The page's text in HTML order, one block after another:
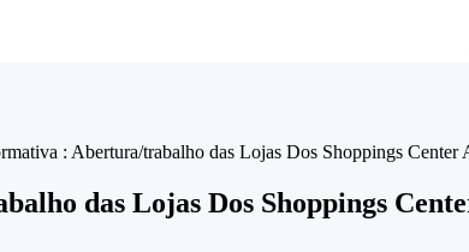
: Abertura/trabalho das Lojas Dos Shoppings Center
das Lojas Dos Shoppings